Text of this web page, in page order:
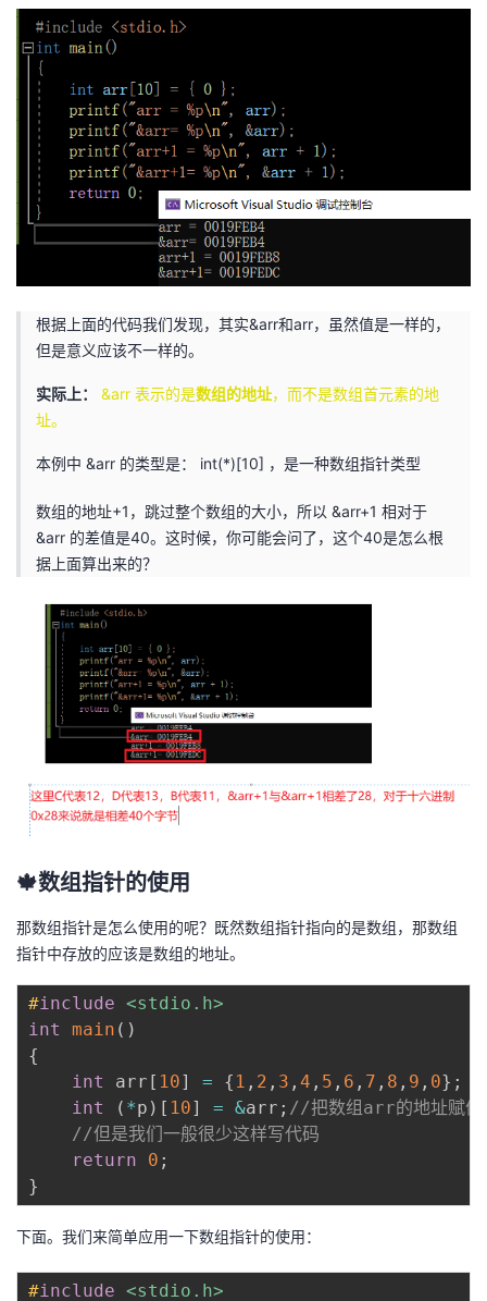
根据上面的代码我们发现，其实&arr和arr，虽然值是一样的，
但是意义应该不一样的。
实际上： &arr 表示的是数组的地址，而不是数组首元素的地
址。
本例中 &arr 的类型是： int(*)[10] ，是一种数组指针类型
数组的地址+1，跳过整个数组的大小，所以 &arr+1 相对于
&arr 的差值是40。这时候，你可能会问了，这个40是怎么根
据上面算出来的？
🍁数组指针的使用
那数组指针是怎么使用的呢？既然数组指针指向的是数组，那数组
指针中存放的应该是数组的地址。
#include <stdio.h>
int
main ( )
{
int
arr [ 10] = { 1 , 2 , 3 , 4 , 5 , 6 , 7 , 8 , 9 , 0} ;
int
( *p ) [ 10] = &arr ; //把数组arr的地址赋值
//但是我们一般很少这样写代码
return
0 ;
}
下面。我们来简单应用一下数组指针的使用：
#include <stdio.h>